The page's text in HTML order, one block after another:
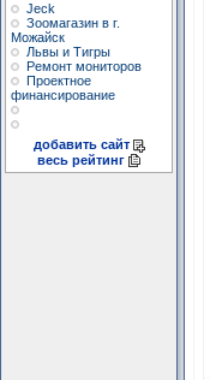
Jeck
Зоомагазин в г.
Можайск
Львы и Тигры
Ремонт мониторов
Проектное
финансирование
добавить сайт
весь рейтинг